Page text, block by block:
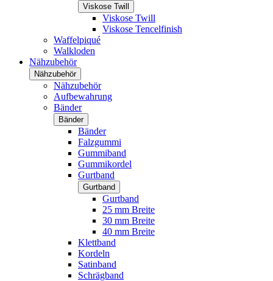
Viskose Twill
Viskose Twill
Viskose Tencelfinish
Waffelpiqué
Walkloden
Nähzubehör
Nähzubehör
Nähzubehör
Aufbewahrung
Bänder
Bänder
Bänder
Falzgummi
Gummiband
Gummikordel
Gurtband
Gurtband
Gurtband
25 mm Breite
30 mm Breite
40 mm Breite
Klettband
Kordeln
Satinband
Schrägband